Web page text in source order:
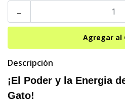
-
Descripción
¡El Poder y la Energia
Gato!